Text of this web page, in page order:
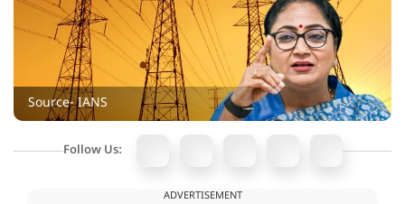
Source- IANS
Follow Us:
ADVERTISEMENT